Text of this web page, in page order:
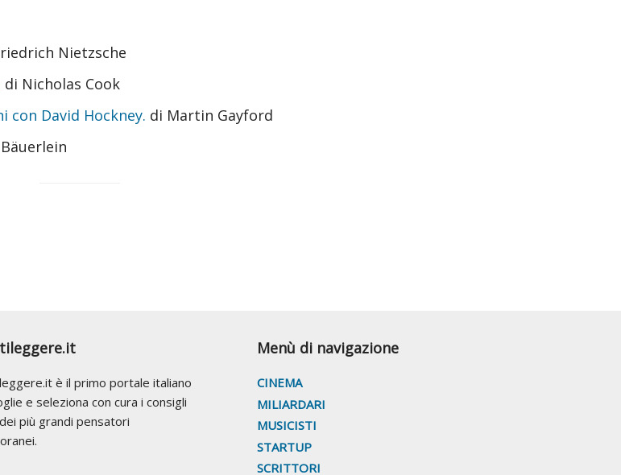
Nietzsche
di Nicholas Cook
con David Hockney. di Martin Gayford
è il primo portale italiano
e seleziona con cura i consigli
più grandi pensatori
Menù di navigazione
CINEMA
MILIARDARI
MUSICISTI
STARTUP
SCRITTORI